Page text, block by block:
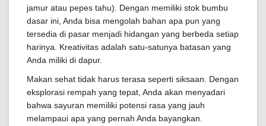
jamur atau pepes tahu). Dengan memiliki stok bumbu
dasar ini, Anda bisa mengolah bahan apa pun yang
tersedia di pasar menjadi hidangan yang berbeda setiap
harinya. Kreativitas adalah satu-satunya batasan yang
Anda miliki di dapur.
Makan sehat tidak harus terasa seperti siksaan. Dengan
eksplorasi rempah yang tepat, Anda akan menyadari
bahwa sayuran memiliki potensi rasa yang jauh
melampaui apa yang pernah Anda bayangkan.